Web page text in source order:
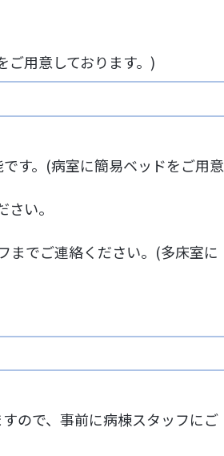
用意しております。)
す。(病室に簡易ベッドをご用意
い。
までご連絡ください。(多床室に
ので、事前に病棟スタッフにご